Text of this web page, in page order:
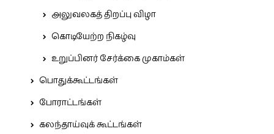
அலுவலகத் திறப்பு விழா
கொடியேற்ற நிகழ்வு
உறுப்பினர் சேர்க்கை முகாம்கள்
பொதுக்கூட்டங்கள்
போராட்டங்கள்
கலந்தாய்வுக் கூட்டங்கள்